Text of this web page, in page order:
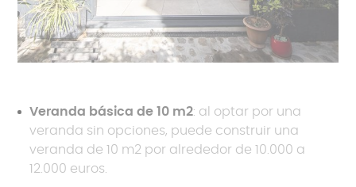
Veranda básica de 10 m2: al optar por una
veranda sin opciones, puede construir una
veranda de 10 m2 por alrededor de 10.000 a
12.000 euros.